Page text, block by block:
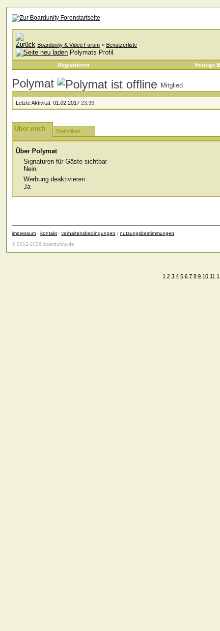
Boardunity & Video Forum » Benutzerliste
Polymats Profil
Registrieren Heutige
Polymat Mitglied
Letzte Aktivität: 01.02.2017 23:33
Über mich Statistiken
Über Polymat
Signaturen für Gäste sichtbar
Nein
Werbung deaktivieren
Ja
impressum | kontakt | verhaltensbedingungen | nutzungsbestimmungen
© 2002-2026 boardunity.de
1 2 3 4 5 6 7 8 9 10 11